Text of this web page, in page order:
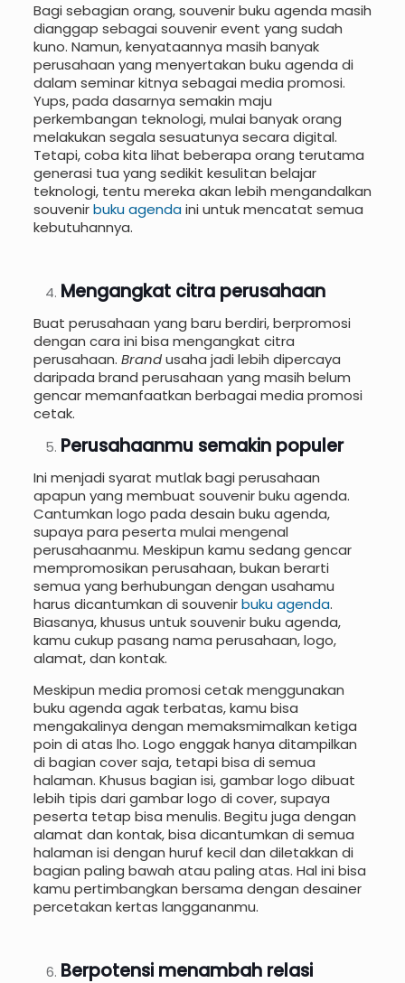
Bagi sebagian orang, souvenir buku agenda masih
dianggap sebagai souvenir event yang sudah
kuno. Namun, kenyataannya masih banyak
perusahaan yang menyertakan buku agenda di
dalam seminar kitnya sebagai media promosi.
Yups, pada dasarnya semakin maju
perkembangan teknologi, mulai banyak orang
melakukan segala sesuatunya secara digital.
Tetapi, coba kita lihat beberapa orang terutama
generasi tua yang sedikit kesulitan belajar
teknologi, tentu mereka akan lebih mengandalkan
souvenirbuku agendaini untuk mencatat semua
kebutuhannya.
Mengangkat citra perusahaan
Buat perusahaan yang baru berdiri, berpromosi
dengan cara ini bisa mengangkat citra
perusahaan. Brandusaha jadi lebih dipercaya
daripada brand perusahaan yang masih belum
gencar memanfaatkan berbagai media promosi
cetak.
Perusahaanmu semakin populer
Ini menjadi syarat mutlak bagi perusahaan
apapun yang membuat souvenir buku agenda.
Cantumkan logo pada desain buku agenda,
supaya para peserta mulai mengenal
perusahaanmu. Meskipun kamu sedang gencar
mempromosikan perusahaan, bukan berarti
semua yang berhubungan dengan usahamu
harus dicantumkan di souvenirbuku agenda.
Biasanya, khusus untuk souvenir buku agenda,
kamu cukup pasang nama perusahaan, logo,
alamat, dan kontak.
Meskipun media promosi cetak menggunakan
buku agenda agak terbatas, kamu bisa
mengakalinya dengan memaksmimalkan ketiga
poin di atas lho. Logo enggak hanya ditampilkan
di bagian cover saja, tetapi bisa di semua
halaman. Khusus bagian isi, gambar logo dibuat
lebih tipis dari gambar logo di cover, supaya
peserta tetap bisa menulis. Begitu juga dengan
alamat dan kontak, bisa dicantumkan di semua
halaman isi dengan huruf kecil dan diletakkan di
bagian paling bawah atau paling atas. Hal ini bisa
kamu pertimbangkan bersama dengan desainer
percetakan kertas langgananmu.
Berpotensi menambah relasi